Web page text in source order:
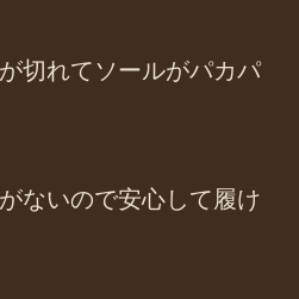
切れてソールがパカパ
ないので安心して履け